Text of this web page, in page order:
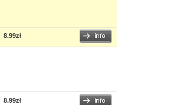
8.99zł
8.99zł